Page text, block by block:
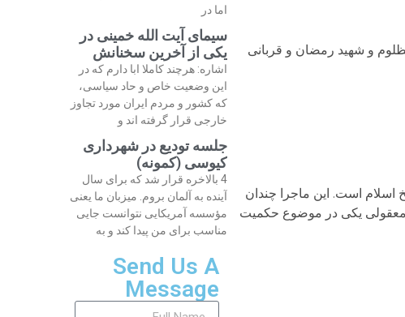
و شهید رمضان و قربانی
اسلام است. این ماجرا چندان
یکی در موضوع حکمیت
اما در
سیمای آیت الله خمینی در
یکی از آخرین سخنانش
اشاره: هرچند کاملا ابا دارم که در
این وضعیت خاص و حاد سیاسی،
که کشور و مردم ایران مورد تجاوز
خارجی قرار گرفته اند و
جلسه تودیع در شهرداری
کیوسی (کمونه)
4 بالاخره قرار شد که برای سال
آینده به آلمان بروم. میزبان ما یعنی
مؤسسه آمریکایی نتوانست جایی
مناسب برای من پیدا کند و به
Send Us A
Message